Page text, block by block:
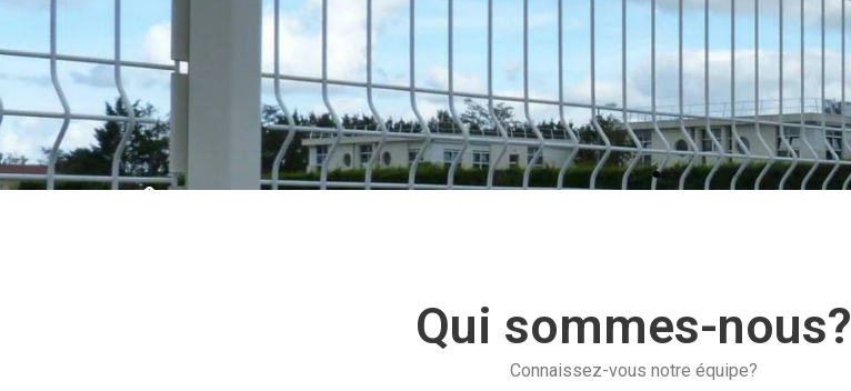
CLÔTURES SOUPLES ET SEMI-
Qui sommes-nous?
Connaissez-vous notre équipe?